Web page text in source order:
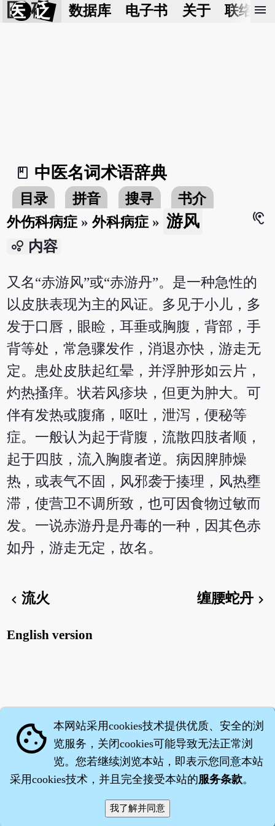
医 砭 数据库 电子书 关于 联络我
menu
book_2
中医名词术语辞典
目录 拼音 搜寻
书介
外伤科病症 »外科病症 » 游风
hearing
bubble_chart 内容
又名“赤游风”或“赤游丹”。是一种急性的
以皮肤表现为主的风证。多见于小儿，多
发于口唇，眼睑，耳垂或胸腹，背部，手
背等处，常急骤发作，消退亦快，游走无
定。患处皮肤起红晕，并浮肿形如云片，
灼热搔痒。状若风疹块，但更为肿大。可
伴有发热或腹痛，呕吐，泄泻，便秘等
症。一般认为起于背腹，流散四肢者顺，
起于四肢，流入胸腹者逆。病因脾肺燥
热，或表气不固，风邪袭于揍理，风热壅
滞，使营卫不调所致，也可因食物过敏而
发。一说赤游丹是丹毒的一种，因其色赤
如丹，游走无定，故名。
chevron_left流火 缠腰蛇丹chevron_right
English version
·沈药子©2008～2026
cookie 本网站采用cookies技术提供优质、安全的浏
览服务，关闭cookies可能导致无法正常浏
览。您若继续浏览本站，即表示您同意本站
采用cookies技术，并且完全接受本站的服务条款。